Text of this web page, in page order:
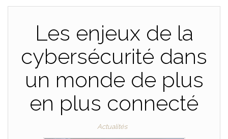
Les enjeux de la
cybersécurité dans
un monde de plus
en plus connecté
Actualités